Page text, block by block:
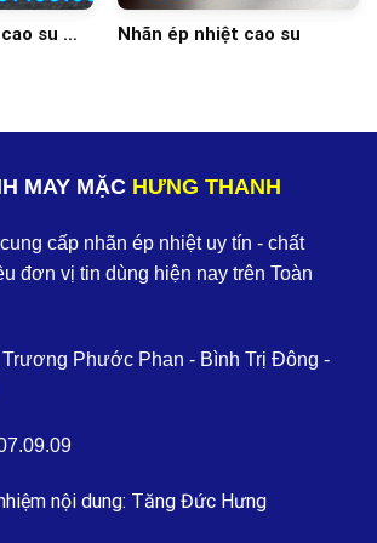
su ➡️
Nhãn ép nhiệt cao su
MAY MẶC HƯNG THANH
cấp nhãn ép nhiệt uy tín - chất
đơn vị tin dùng hiện nay trên Toàn
Phước Phan - Bình Trị Đông -
nội dung: Tăng Đức Hưng